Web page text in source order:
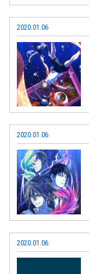
2020.01.06
2020.01.06
2020.01.06